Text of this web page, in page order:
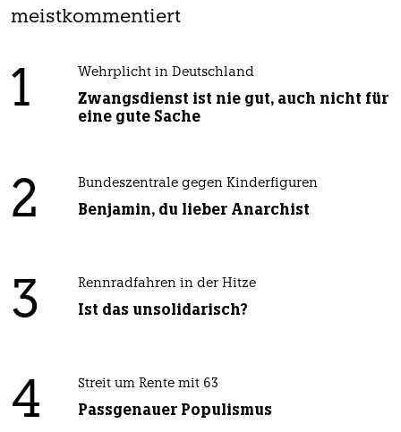
meistkommentiert
1 Wehrplicht in Deutschland
Zwangsdienst ist nie gut, auch nicht für
eine gute Sache
2 Bundeszentrale gegen Kinderfiguren
Benjamin, du lieber Anarchist
3 Rennradfahren in der Hitze
Ist das unsolidarisch?
4 Streit um Rente mit 63
Passgenauer Populismus